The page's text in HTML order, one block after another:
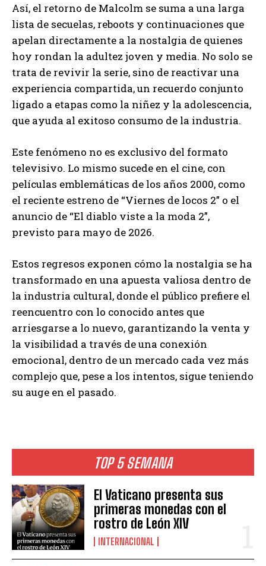
TOP 5 SEMANA
El Vaticano presenta sus
primeras monedas con el
rostro de León XIV
INTERNACIONAL
Así, el retorno de Malcolm se suma a una larga
lista de secuelas, reboots y continuaciones que
apelan directamente a la nostalgia de quienes
hoy rondan la adultez joven y media. No solo se
trata de revivir la serie, sino de reactivar una
experiencia compartida, un recuerdo conjunto
ligado a etapas como la niñez y la adolescencia,
que ayuda al exitoso consumo de la industria.
Este fenómeno no es exclusivo del formato
televisivo. Lo mismo sucede en el cine, con
películas emblemáticas de los años 2000, como
el reciente estreno de “Viernes de locos 2” o el
anuncio de “El diablo viste a la moda 2”,
previsto para mayo de 2026.
Estos regresos exponen cómo la nostalgia se ha
transformado en una apuesta valiosa dentro de
la industria cultural, donde el público prefiere el
reencuentro con lo conocido antes que
arriesgarse a lo nuevo, garantizando la venta y
la visibilidad a través de una conexión
emocional, dentro de un mercado cada vez más
complejo que, pese a los intentos, sigue teniendo
su auge en el pasado.